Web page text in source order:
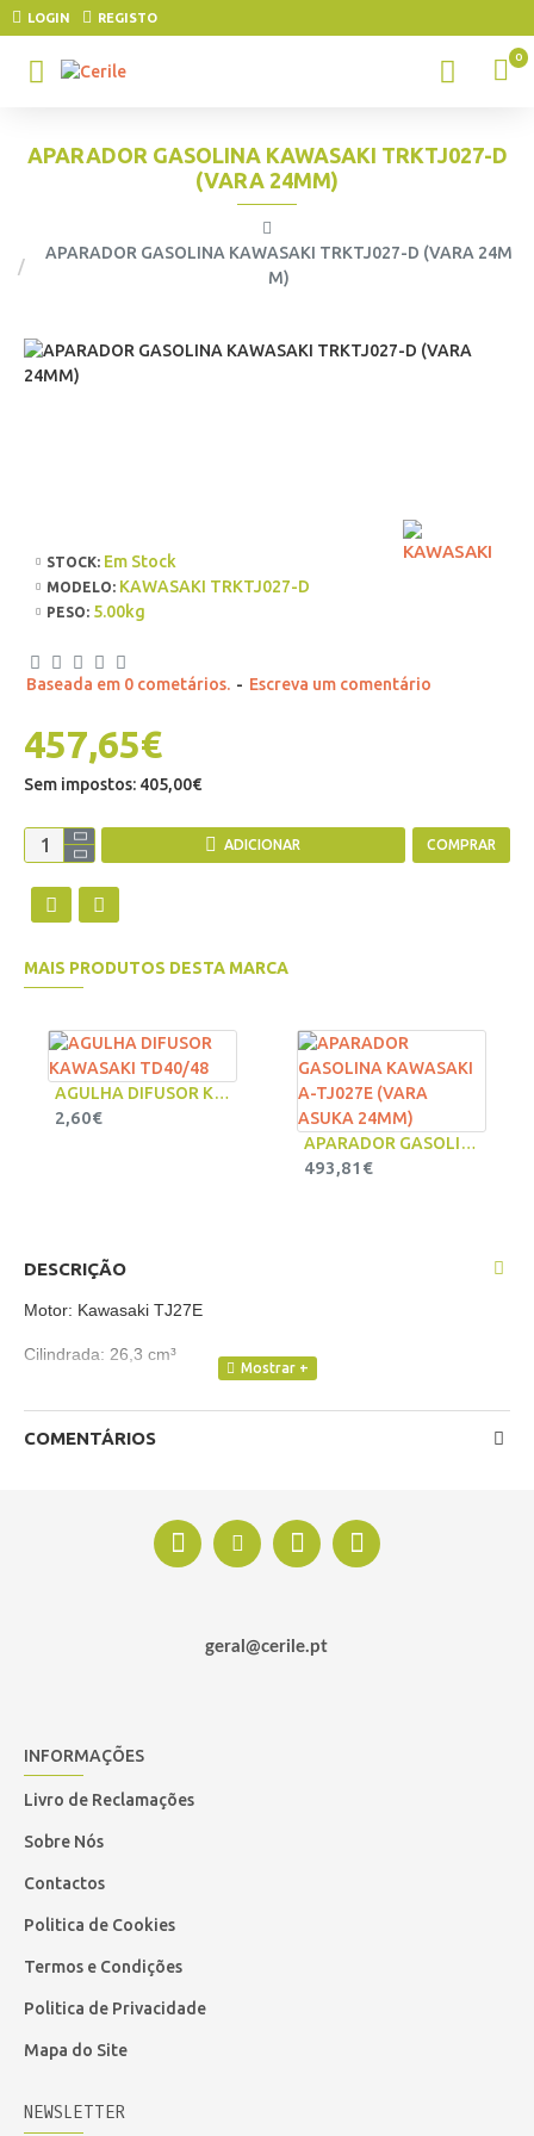
LOGIN REGISTO
0
APARADOR GASOLINA KAWASAKI TRKTJ027-D (VARA 24M
M)
APARADOR GASOLINA KAWASAKI TRKTJ027-D
(VARA 24MM)
STOCK: Em Stock
MODELO: KAWASAKI TRKTJ027-D
PESO: 5.00kg
Baseada em 0 cometários. - Escreva um comentário
457,65€
Sem impostos: 405,00€
ADICIONAR COMPRAR
MAIS PRODUTOS DESTA MARCA
AGULHA DIFUSOR KAWASAKI TD40/48
2,60€
APARADOR GASOLINA KAWASAKI A-TJ027E (VARA ASUKA 24MM)
493,81€
DESCRIÇÃO
Motor: Kawasaki TJ27E
Cilindrada: 26,3 cm³
Rotações: 7500 RPM
Garantia de 3 anos
COMENTÁRIOS
geral@cerile.pt
INFORMAÇÕES
Livro de Reclamações
Sobre Nós
Contactos
Politica de Cookies
Termos e Condições
Politica de Privacidade
Mapa do Site
NEWSLETTER